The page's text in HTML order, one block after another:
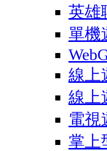
英雄
單機
線上
線上
電視
掌上